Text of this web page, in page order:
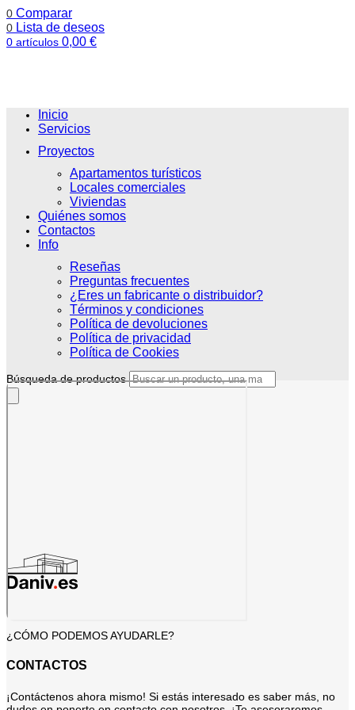
0 Comparar
0 Lista de deseos
0 artículos 0,00 €
Inicio
Servicios
Proyectos
Apartamentos turísticos
Locales comerciales
Viviendas
Quiénes somos
Contactos
Info
Reseñas
Preguntas frecuentes
¿Eres un fabricante o distribuidor?
Términos y condiciones
Política de devoluciones
Política de privacidad
Política de Cookies
Búsqueda de productos
¿CÓMO PODEMOS AYUDARLE?
CONTACTOS
¡Contáctenos ahora mismo! Si estás interesado es saber más, no